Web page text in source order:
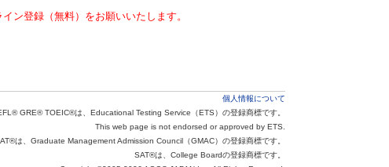
ン登録（無料）をお願いいたします。
個人情報について
GRE® TOEIC®は、Educational Testing Service（ETS）の登録商標です。
This web page is not endorsed or approved by ETS.
は、Graduate Management Admission Council（GMAC）の登録商標です。
SAT®は、College Boardの登録商標です。